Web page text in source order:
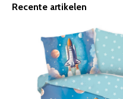
Recente artikelen